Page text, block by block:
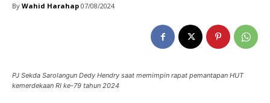
By Wahid Harahap 07/08/2024
PJ Sekda Sarolangun Dedy Hendry saat memimpin rapat pemantapan HUT
kemerdekaan RI ke-79 tahun 2024